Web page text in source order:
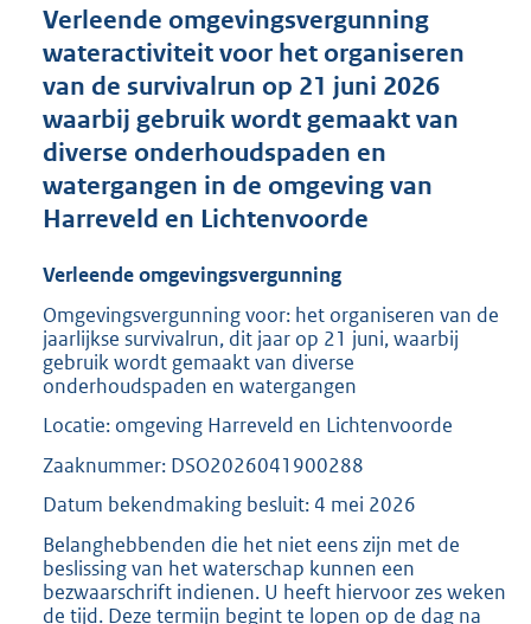
r
o
t
e
:
2
1
b
Verleende omgevingsvergunning
wateractiviteit voor het organiseren
van de survivalrun op 21 juni 2026
waarbij gebruik wordt gemaakt van
diverse onderhoudspaden en
watergangen in de omgeving van
Harreveld en Lichtenvoorde
Verleende omgevingsvergunning
Omgevingsvergunning voor: het organiseren van de
jaarlijkse survivalrun, dit jaar op 21 juni, waarbij
gebruik wordt gemaakt van diverse
onderhoudspaden en watergangen
Locatie: omgeving Harreveld en Lichtenvoorde
Zaaknummer: DSO2026041900288
Datum bekendmaking besluit: 4 mei 2026
Belanghebbenden die het niet eens zijn met de
beslissing van het waterschap kunnen een
bezwaarschrift indienen. U heeft hiervoor zes weken
de tijd. Deze termijn begint te lopen op de dag na